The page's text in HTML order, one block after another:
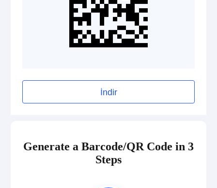
İndir
Generate a Barcode/QR Code in 3
Steps